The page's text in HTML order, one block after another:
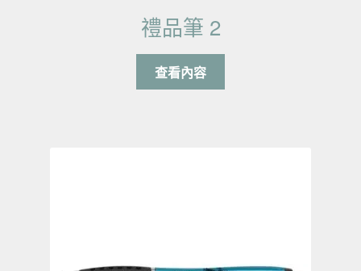
禮品筆 2
查看內容